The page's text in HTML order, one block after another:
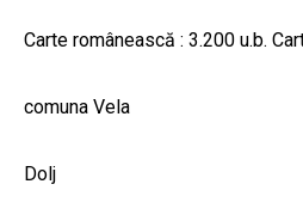
Carte românească : 3.200 u.b.
comuna Vela
Dolj